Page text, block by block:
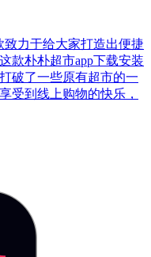
致力于给大家打造出便捷
款朴朴超市app下载安装
破了一些原有超市的一
受到线上购物的快乐，